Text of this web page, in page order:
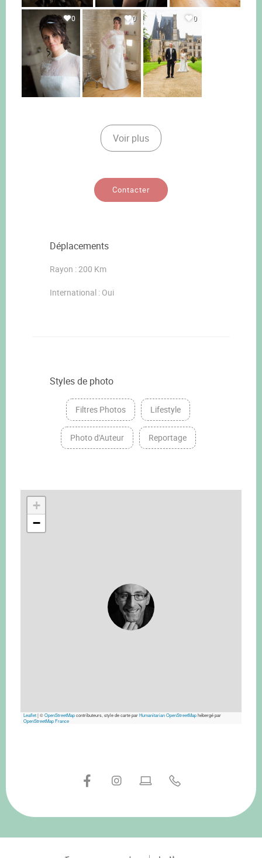
0 0 0
Voir plus
Contacter
Déplacements
Rayon : 200 Km
International : Oui
Styles de photo
Filtres Photos Lifestyle
Photo d'Auteur Reportage
+
−
Leaflet|©OpenStreetMapcontributeurs, style de carte parHumanitarian OpenStreetMaphébergé par
OpenStreetMap France